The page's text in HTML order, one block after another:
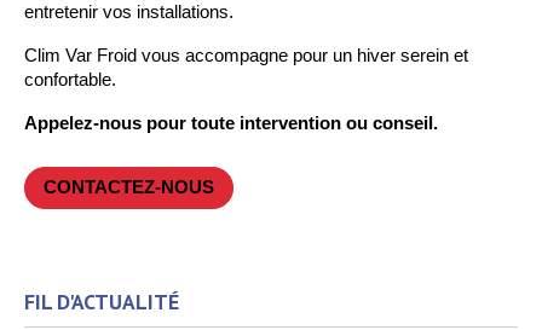
entretenir vos installations.
Clim Var Froid vous accompagne pour un hiver serein et
confortable.
Appelez-nous pour toute intervention ou conseil.
CONTACTEZ-NOUS
FIL D'ACTUALITÉ